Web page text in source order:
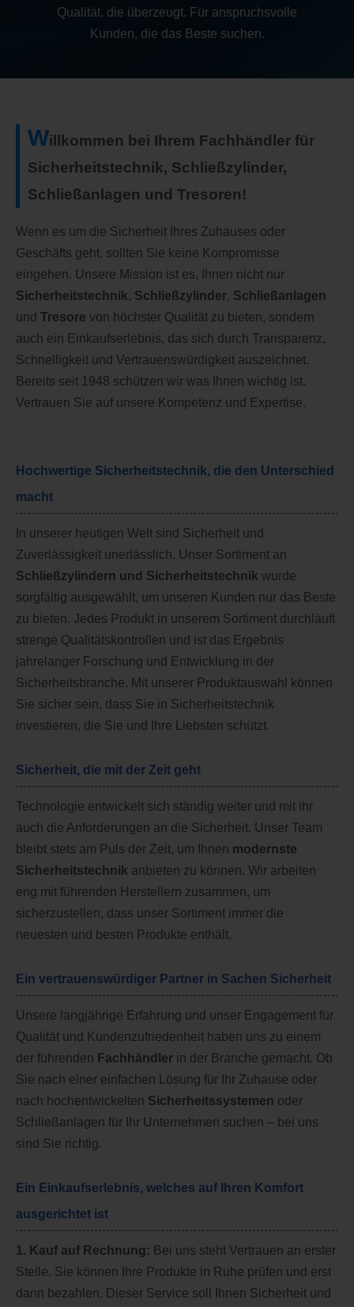
Qualität, die überzeugt. Für anspruchsvolle
Kunden, die das Beste suchen.
Willkommen bei Ihrem Fachhändler für
Sicherheitstechnik, Schließzylinder,
Schließanlagen und Tresoren!
Wenn es um die Sicherheit Ihres Zuhauses oder
Geschäfts geht, sollten Sie keine Kompromisse
eingehen. Unsere Mission ist es, Ihnen nicht nur
Sicherheitstechnik, Schließzylinder, Schließanlagen
und Tresore von höchster Qualität zu bieten, sondern
auch ein Einkaufserlebnis, das sich durch Transparenz,
Schnelligkeit und Vertrauenswürdigkeit auszeichnet.
Bereits seit 1948 schützen wir was Ihnen wichtig ist.
Vertrauen Sie auf unsere Kompetenz und Expertise.
Hochwertige Sicherheitstechnik, die den Unterschied
macht
In unserer heutigen Welt sind Sicherheit und
Zuverlässigkeit unerlässlich. Unser Sortiment an
Schließzylindern und Sicherheitstechnik wurde
sorgfältig ausgewählt, um unseren Kunden nur das Beste
zu bieten. Jedes Produkt in unserem Sortiment durchläuft
strenge Qualitätskontrollen und ist das Ergebnis
jahrelanger Forschung und Entwicklung in der
Sicherheitsbranche. Mit unserer Produktauswahl können
Sie sicher sein, dass Sie in Sicherheitstechnik
investieren, die Sie und Ihre Liebsten schützt.
Sicherheit, die mit der Zeit geht
Technologie entwickelt sich ständig weiter und mit ihr
auch die Anforderungen an die Sicherheit. Unser Team
bleibt stets am Puls der Zeit, um Ihnen modernste
Sicherheitstechnik anbieten zu können. Wir arbeiten
eng mit führenden Herstellern zusammen, um
sicherzustellen, dass unser Sortiment immer die
neuesten und besten Produkte enthält.
Ein vertrauenswürdiger Partner in Sachen Sicherheit
Unsere langjährige Erfahrung und unser Engagement für
Qualität und Kundenzufriedenheit haben uns zu einem
der führenden Fachhändler in der Branche gemacht. Ob
Sie nach einer einfachen Lösung für Ihr Zuhause oder
nach hochentwickelten Sicherheitssystemen oder
Schließanlagen für Ihr Unternehmen suchen – bei uns
sind Sie richtig.
Ein Einkaufserlebnis, welches auf Ihren Komfort
ausgerichtet ist
1. Kauf auf Rechnung: Bei uns steht Vertrauen an erster
Stelle. Sie können Ihre Produkte in Ruhe prüfen und erst
dann bezahlen. Dieser Service soll Ihnen Sicherheit und